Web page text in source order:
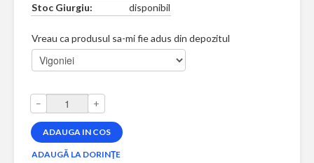
Stoc Giurgiu:
disponibil
Vreau ca produsul sa-mi fie adus din depozitul
– +